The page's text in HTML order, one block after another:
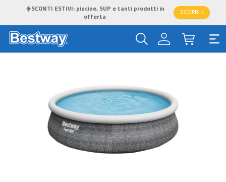
☀️SCONTI ESTIVI: piscine, SUP e tanti prodotti in
offerta
SCOPRI >